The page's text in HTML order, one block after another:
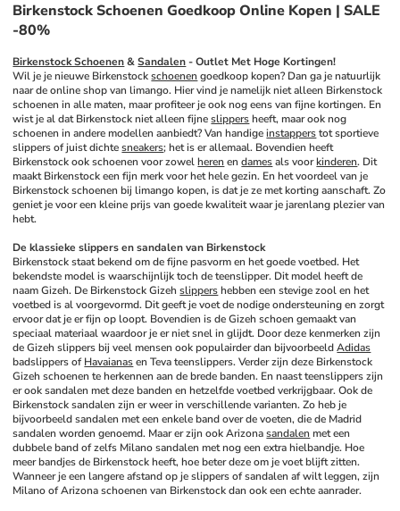
Birkenstock Schoenen Goedkoop Online Kopen | SALE
-80%
Birkenstock Schoenen & Sandalen - Outlet Met Hoge Kortingen!
Wil je je nieuwe Birkenstock schoenen goedkoop kopen? Dan ga je natuurlijk
naar de online shop van limango. Hier vind je namelijk niet alleen Birkenstock
schoenen in alle maten, maar profiteer je ook nog eens van fijne kortingen. En
wist je al dat Birkenstock niet alleen fijne slippers heeft, maar ook nog
schoenen in andere modellen aanbiedt? Van handige instappers tot sportieve
slippers of juist dichte sneakers; het is er allemaal. Bovendien heeft
Birkenstock ook schoenen voor zowel heren en dames als voor kinderen. Dit
maakt Birkenstock een fijn merk voor het hele gezin. En het voordeel van je
Birkenstock schoenen bij limango kopen, is dat je ze met korting aanschaft. Zo
geniet je voor een kleine prijs van goede kwaliteit waar je jarenlang plezier van
hebt.
De klassieke slippers en sandalen van Birkenstock
Birkenstock staat bekend om de fijne pasvorm en het goede voetbed. Het
bekendste model is waarschijnlijk toch de teenslipper. Dit model heeft de
naam Gizeh. De Birkenstock Gizeh slippers hebben een stevige zool en het
voetbed is al voorgevormd. Dit geeft je voet de nodige ondersteuning en zorgt
ervoor dat je er fijn op loopt. Bovendien is de Gizeh schoen gemaakt van
speciaal materiaal waardoor je er niet snel in glijdt. Door deze kenmerken zijn
de Gizeh slippers bij veel mensen ook populairder dan bijvoorbeeld Adidas
badslippers of Havaianas en Teva teenslippers. Verder zijn deze Birkenstock
Gizeh schoenen te herkennen aan de brede banden. En naast teenslippers zijn
er ook sandalen met deze banden en hetzelfde voetbed verkrijgbaar. Ook de
Birkenstock sandalen zijn er weer in verschillende varianten. Zo heb je
bijvoorbeeld sandalen met een enkele band over de voeten, die de Madrid
sandalen worden genoemd. Maar er zijn ook Arizona sandalen met een
dubbele band of zelfs Milano sandalen met nog een extra hielbandje. Hoe
meer bandjes de Birkenstock heeft, hoe beter deze om je voet blijft zitten.
Wanneer je een langere afstand op je slippers of sandalen af wilt leggen, zijn
Milano of Arizona schoenen van Birkenstock dan ook een echte aanrader.